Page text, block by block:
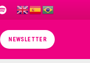
Spotify
NEWSLETTER